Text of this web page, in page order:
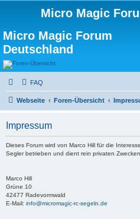
Micro Magic
Micro Magic Forum
Deutschland
FAQ
Webseite Foren-Übersicht
Impressum
Dieses Forum wird von Marco Hill für die
Segler betrieben und dient rein privaten Zwecken.
Marco Hill
Grüne 10
42477 Radevormwald
E-Mail: info@micromagic-rc-segeln.de